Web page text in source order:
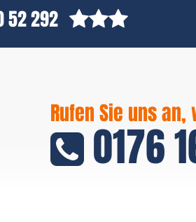
52 292
Rufen Sie uns
0176